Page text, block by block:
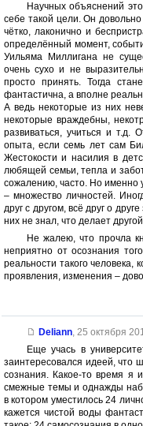
Научных объяснений
себе такой цели. Он
чётко, лаконично и
определённый момент,
Уильяма Миллигана не
очень сухо и не
просто принять. Тогда
фантастична, а вполне
А ведь некоторые из них
некоторые враждебны,
развиваться, учиться и т.д.
опыта, если семь лет сам
Жестокости и насилия в
любящей семьи, тепла и
сожалению, часто. Но именно
– множество личностей.
друг с другом, всё друг о
них не знал, что делает
Не жалею, что прочла
неприятно от осознания
реальности такого человека,
проявления, изменения –
Deliann, 25 октября
Еще учась в
заинтересовался идеей, что
сознания. Какое-то время я
смежные темы и однажды
в котором уместилось 24
кажется чистой воды